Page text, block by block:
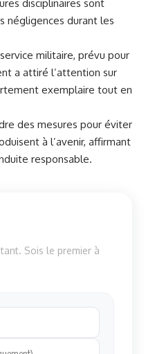
disciplinaires sont
négligences durant les
militaire, prévu pour
a attiré l’attention sur
exemplaire tout en
des mesures pour éviter
à l’avenir, affirmant
responsable.
Sois le premier à